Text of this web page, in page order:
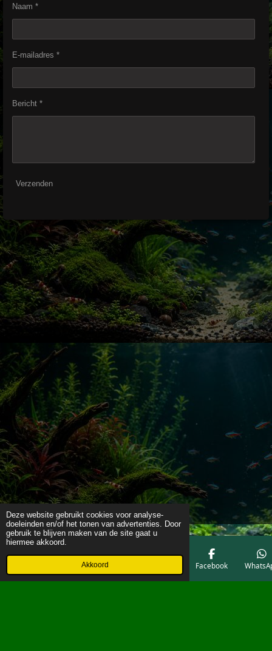
Deze website gebruikt cookies voor analyse-
doeleinden en/of het tonen van advertenties. Door
gebruik te blijven maken van de site gaat u
hiermee akkoord.
Akkoord
Naam *
E-mailadres *
Bericht *
Verzenden
Telefoonnummer Facebook